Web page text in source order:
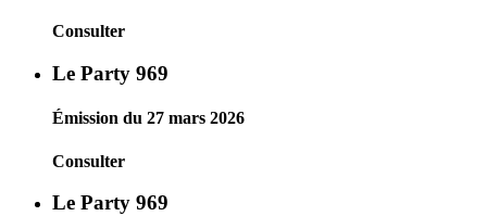
Consulter
Le Party 969
Émission du 27 mars 2026
Consulter
Le Party 969